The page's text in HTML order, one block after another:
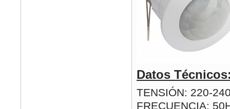
Datos
TENSIÓN: 220-
FRECUENCIA: